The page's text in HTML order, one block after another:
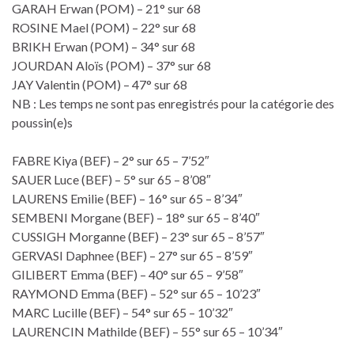
GARAH Erwan (POM) – 21° sur 68
ROSINE Mael (POM) – 22° sur 68
BRIKH Erwan (POM) – 34° sur 68
JOURDAN Aloïs (POM) – 37° sur 68
JAY Valentin (POM) – 47° sur 68
NB : Les temps ne sont pas enregistrés pour la catégorie des
poussin(e)s
FABRE Kiya (BEF) – 2° sur 65 – 7’52″
SAUER Luce (BEF) – 5° sur 65 – 8’08″
LAURENS Emilie (BEF) – 16° sur 65 – 8’34″
SEMBENI Morgane (BEF) – 18° sur 65 – 8’40″
CUSSIGH Morganne (BEF) – 23° sur 65 – 8’57″
GERVASI Daphnee (BEF) – 27° sur 65 – 8’59″
GILIBERT Emma (BEF) – 40° sur 65 – 9’58″
RAYMOND Emma (BEF) – 52° sur 65 – 10’23″
MARC Lucille (BEF) – 54° sur 65 – 10’32″
LAURENCIN Mathilde (BEF) – 55° sur 65 – 10’34″